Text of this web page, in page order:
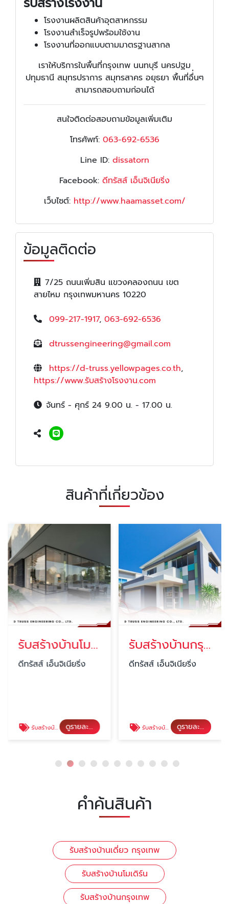
โรงงานผลิตสินค้าอุตสาหกรรม
โรงงานสำเร็จรูปพร้อมใช้งาน
โรงงานที่ออกแบบตามมาตรฐานสากล
เราให้บริการในพื้นที่กรุงเทพ นนทบุรี นครปฐม
ปทุมธานี สมุทรปราการ สมุทรสาคร อยุธยา พื้นที่อื่่นๆ
สามารถสอบถามก่อนได้
สนใจติดต่อสอบถามข้อมูลเพิ่มเติม
โทรศัพท์: 063-692-6536
Line ID: dissatorn
Facebook: ดีทรัสส์ เอ็นจิเนียริ่ง
เว็บไซต์: http://www.haamasset.com/
ข้อมูลติดต่อ
7/25 ถนนเพิ่มสิน แขวงคลองถนน เขต
สายไหม กรุงเทพมหานคร 10220
099-217-1917, 063-692-6536
dtrussengineering@gmail.com
https://d-truss.yellowpages.co.th,
https://www.รับสร้างโรงงาน.com
จันทร์ - ศุกร์ 24 9.00 น. - 17.00 น.
สินค้าที่เกี่ยวข้อง
รับสร้างบ้านโมเดิร์น
ดีทรัสส์ เอ็นจิเนียริ่ง
รับสร้างบ้านโมเดิร์น ดูรายละเอียด
รับสร้างบ้านกรุงเทพ
ดีทรัสส์ เอ็นจิเนียริ่ง
รับสร้างบ้านกรุงเทพ ดูรายละเอียด
คำค้นสินค้า
รับสร้างบ้านเดี่ยว กรุงเทพ
รับสร้างบ้านโมเดิร์น
รับสร้างบ้านกรุงเทพ